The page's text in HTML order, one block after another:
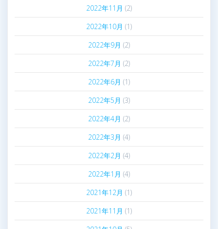
2022年11月 (2)
2022年10月 (1)
2022年9月 (2)
2022年7月 (2)
2022年6月 (1)
2022年5月 (3)
2022年4月 (2)
2022年3月 (4)
2022年2月 (4)
2022年1月 (4)
2021年12月 (1)
2021年11月 (1)